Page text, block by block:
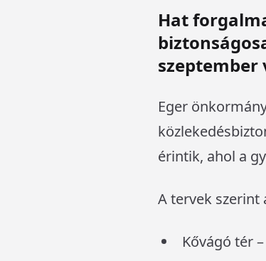
Hat
szeptember
Eger
érintik, ahol a
A tervek szerint
Kővágó tér